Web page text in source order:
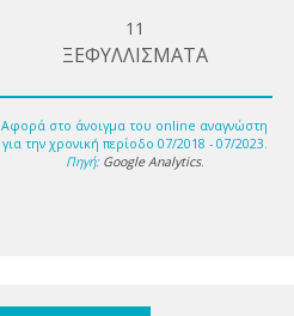
11
ΞΕΦΥΛΛΙΣΜΑΤΑ
Αφορά στο άνοιγμα του online αναγνώστη
για την χρονική περίοδο 07/2018 - 07/2023.
Πηγή: Google Analytics.